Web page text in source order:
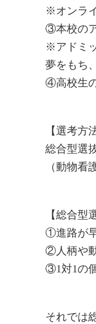
※オンラ
③本校の
※アドミ
夢をもち
④高校生
【選考方
総合型選
（動物看
【総合型
①進路が
②人柄や
③1対1の
それでは